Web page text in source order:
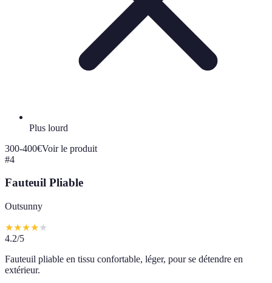
Plus lourd
300-400€Voir le produit
#4
Fauteuil Pliable
Outsunny
★★★★★
4.2/5
Fauteuil pliable en tissu confortable, léger, pour se détendre en
extérieur.